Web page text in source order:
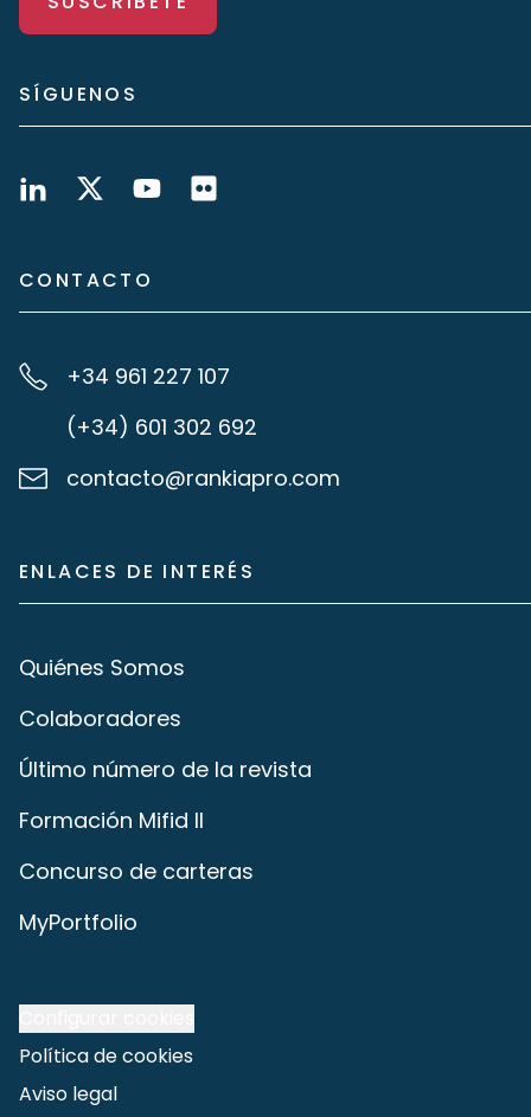
SÍGUENOS
CONTACTO
+34 961 227 107
(+34) 601 302 692
contacto@rankiapro.com
ENLACES DE INTERÉS
Quiénes Somos
Colaboradores
Último número de la revista
Formación Mifid II
Concurso de carteras
MyPortfolio
Política de cookies
Aviso legal